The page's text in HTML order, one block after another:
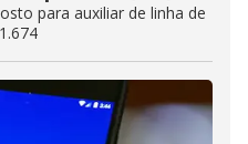
para auxiliar de linha de